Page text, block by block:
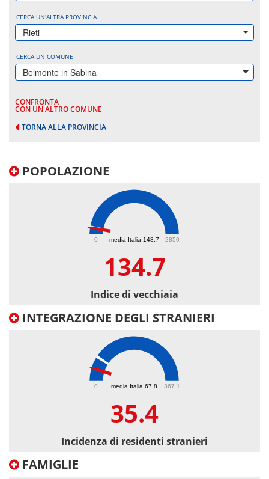
CERCA UN'ALTRA PROVINCIA
Rieti
CERCA UN COMUNE
Belmonte in Sabina
CONFRONTA
CON UN ALTRO COMUNE
TORNA ALLA PROVINCIA
POPOLAZIONE
media Italia 148.7
0 2850
134.7
Indice di vecchiaia
INTEGRAZIONE DEGLI STRANIERI
media Italia 67.8
0 367.1
35.4
Incidenza di residenti stranieri
FAMIGLIE